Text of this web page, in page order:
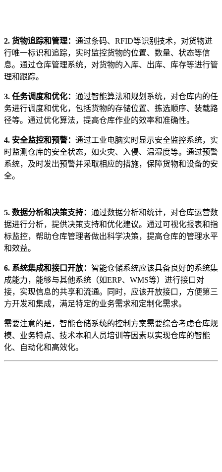
2. 货物追踪和管理： 通过条码、RFID等识别技术，对货物进
行唯一标识和追踪，实时监控货物的位置、数量、状态等信
息。通过仓库管理系统，对货物的入库、出库、库存等进行管
理和跟踪。
3. 任务调度和优化： 通过智能算法和规划系统，对仓库内的任
务进行调度和优化，包括货物的存储位置、拣选顺序、装载路
径等。通过优化算法，提高仓库作业的效率和准确性。
4. 安全监控和预警： 通过工业电脑实时显示安全监控系统，实
时监测仓库的安全状态，如火灾、入侵、温湿度等。通过预警
系统，及时发出预警并采取相应的措施，保障货物和设备的安
全。
5. 数据分析和决策支持： 通过数据分析和统计，对仓库运营数
据进行分析，提供决策支持和优化建议。通过可视化报表和指
标监控，帮助仓库管理者做出科学决策，提高仓库的管理水平
和效益。
6. 系统集成和接口开放： 智能仓储系统应该具备良好的系统集
成能力，能够与其他系统（如ERP、WMS等）进行接口对
接，实现信息的共享和流通。同时，应该开放接口，方便第三
方开发和集成，满足特定的业务需求和定制化需求。
需要注意的是，智能仓储系统的控制方案需要综合考虑仓库规
模、业务特点、技术本和人员培训等因素以实现仓库的智能
化、自动化和高效化。